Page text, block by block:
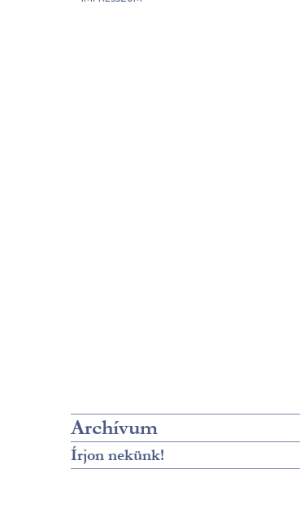
Archívum
Írjon nekünk!